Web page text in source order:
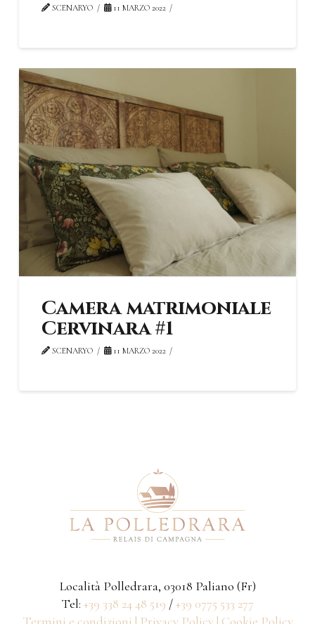
SCENARYO 11 MARZO 2022
Camera matrimoniale
Cervinara #1
SCENARYO 11 MARZO 2022
Località Polledrara, 03018 Paliano (Fr)
Tel: +39 338 24 48 519 /+39 0775 533 277